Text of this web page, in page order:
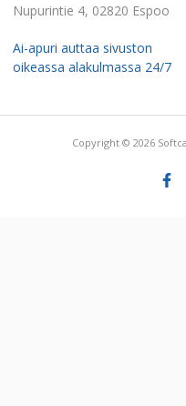
Nupurintie 4, 02820 Espoo
Ai-apuri auttaa sivuston
oikeassa alakulmassa 24/7
Copyright © 2026